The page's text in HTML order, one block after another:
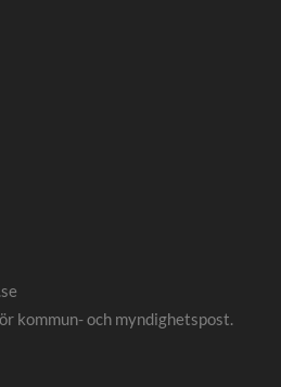
kommun- och myndighetspost.